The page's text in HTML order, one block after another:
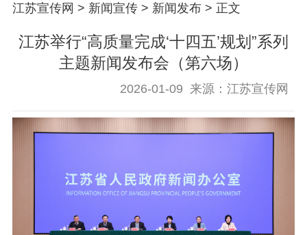
江苏宣传网 > 新闻宣传> 新闻发布> 正文
江苏举行“高质量完成‘十四五’规划”系列
主题新闻发布会（第六场）
2026-01-09 来源：江苏宣传网